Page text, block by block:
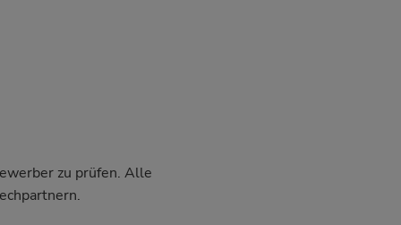
zu prüfen. Alle